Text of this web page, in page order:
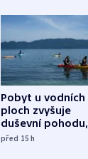
Pobyt u vodních
ploch zvyšuje
duševní pohodu,
ukázala
před 15h